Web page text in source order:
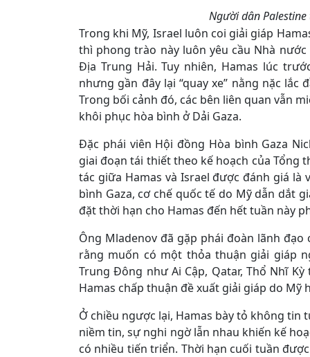
Người dân Palestine
Trong khi Mỹ, Israel luôn coi giải giáp
thì phong trào này luôn yêu cầu Nhà
Địa Trung Hải. Tuy nhiên, Hamas lúc
nhưng gần đây lại “quay xe” nằng nặc lắc
Trong bối cảnh đó, các bên liên quan vẫn
khôi phục hòa bình ở Dải Gaza.
Đặc phái viên Hội đồng Hòa bình Gaza
giai đoạn tái thiết theo kế hoạch của Tổng
tác giữa Hamas và Israel được đánh giá là
bình Gaza, cơ chế quốc tế do Mỹ dẫn dắt
đặt thời hạn cho Hamas đến hết tuần này
Ông Mladenov đã gặp phái đoàn lãnh đạo
rằng muốn có một thỏa thuận giải giáp
Trung Đông như Ai Cập, Qatar, Thổ Nhĩ
Hamas chấp thuận đề xuất giải giáp do Mỹ
Ở chiều ngược lại, Hamas bày tỏ không tin
niềm tin, sự nghi ngờ lẫn nhau khiến kế
có nhiều tiến triển. Thời hạn cuối tuần